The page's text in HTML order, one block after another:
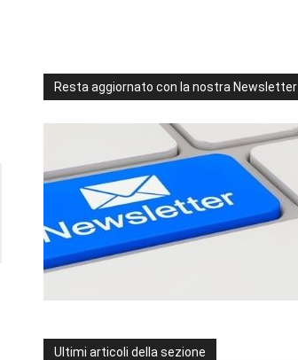
Resta aggiornato con la nostra Newsletter
Ultimi articoli della sezione